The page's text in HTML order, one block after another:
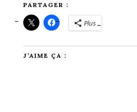
PARTAGER :
Plus
J’AIME ÇA :